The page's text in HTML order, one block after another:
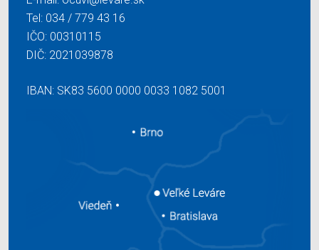
Tel: 034 / 779 43 16
IČO: 00310115
DIČ: 2021039878
IBAN: SK83 5600 0000 0033 1082 5001